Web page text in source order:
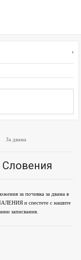
За двама
за почивка за двама в
и спестете с нашите
записвания.